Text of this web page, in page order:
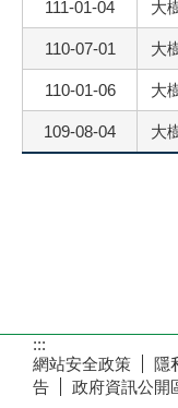
111-01-04 大
110-07-01 大
110-01-06 大
109-08-04 大
:::
網站安全政策
隱
告
政府資訊公開